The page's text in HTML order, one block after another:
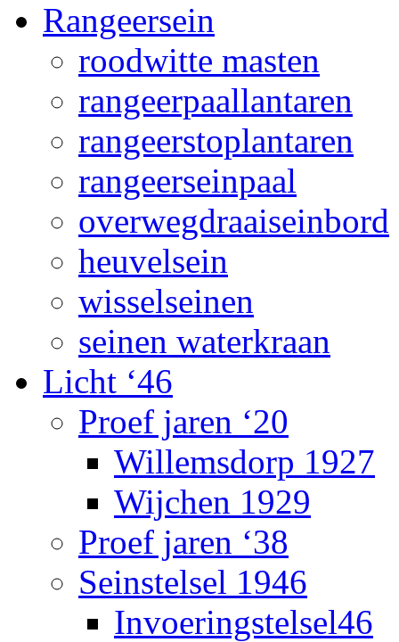
Rangeersein
roodwitte masten
rangeerpaallantaren
rangeerstoplantaren
rangeerseinpaal
overwegdraaiseinbord
heuvelsein
wisselseinen
seinen waterkraan
Licht ‘46
Proef jaren ‘20
Willemsdorp 1927
Wijchen 1929
Proef jaren ‘38
Seinstelsel 1946
Invoeringstelsel46